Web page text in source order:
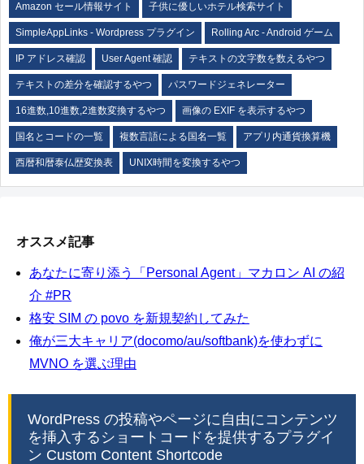
Amazon セール情報サイト 子供に優しいホテル検索サイト
SimpleAppLinks - Wordpress プラグイン Rolling Arc - Android ゲーム
IP アドレス確認 User Agent 確認 テキストの文字数を数えるやつ
テキストの差分を確認するやつ パスワードジェネレーター
16進数,10進数,2進数変換するやつ 画像の EXIF を表示するやつ
国名とコードの一覧 複数言語による国名一覧 アプリ内通貨換算機
西暦和暦泰仏歴変換表 UNIX時間を変換するやつ
オススメ記事
あなたに寄り添う「Personal Agent」マカロン AI の紹
介 #PR
格安 SIM の povo を新規契約してみた
俺が三大キャリア(docomo/au/softbank)を使わずに
MVNO を選ぶ理由
WordPress の投稿やページに自由にコンテンツ
を挿入するショートコードを提供するプラグイ
ン Custom Content Shortcode